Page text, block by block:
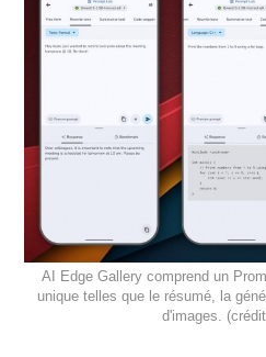
AI Edge Gallery comprend un
unique telles que le résumé, la
d'images.